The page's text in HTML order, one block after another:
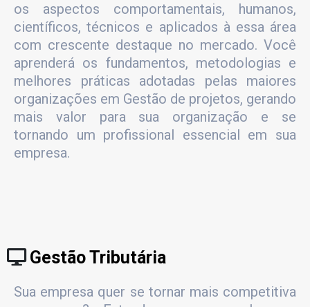
os aspectos comportamentais, humanos,
científicos, técnicos e aplicados à essa área
com crescente destaque no mercado. Você
aprenderá os fundamentos, metodologias e
melhores práticas adotadas pelas maiores
organizações em Gestão de projetos, gerando
mais valor para sua organização e se
tornando um profissional essencial em sua
empresa.
Gestão Tributária
Sua empresa quer se tornar mais competitiva